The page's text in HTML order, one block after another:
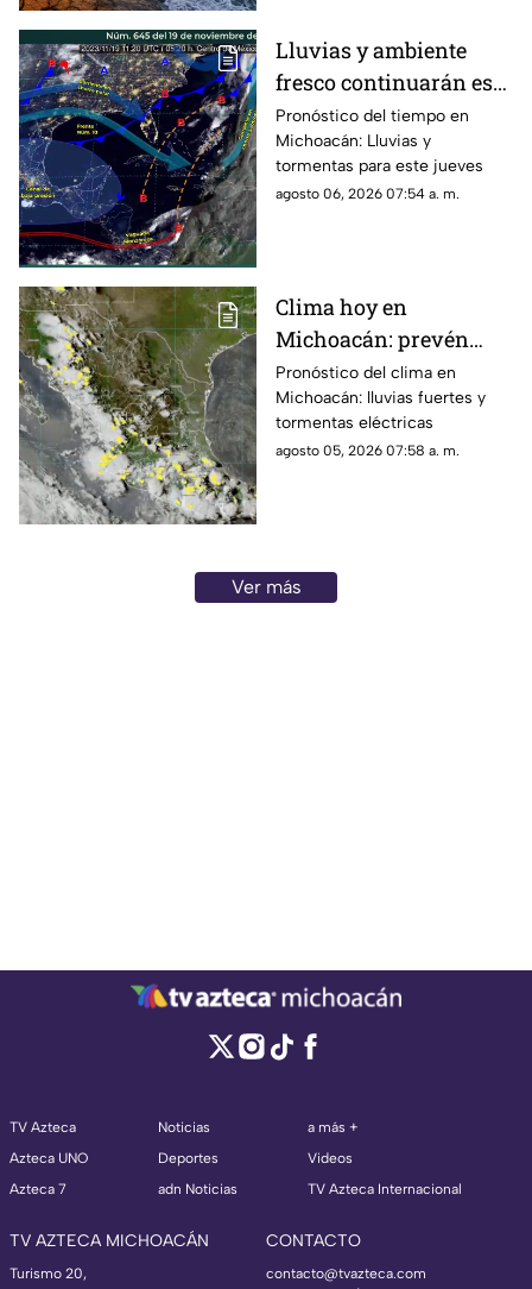
efectos hasta 2027.
Lluvias y ambiente
fresco continuarán este
jueves en Michoacán
Pronóstico del tiempo en
Michoacán: Lluvias y
tormentas para este jueves
agosto 06, 2026 07:54 a. m.
Clima hoy en
Michoacán: prevén
lluvias fuertes,
tormentas eléctricas y
ambiente caluroso
Pronóstico del clima en
Michoacán: lluvias fuertes y
tormentas eléctricas
agosto 05, 2026 07:58 a. m.
Ver más
TV Azteca
Azteca UNO
Azteca 7
Noticias
Deportes
adn Noticias
a más +
Videos
TV Azteca Internacional
TV AZTECA MICHOACÁN
Turismo 20,
CONTACTO
contacto@tvazteca.com